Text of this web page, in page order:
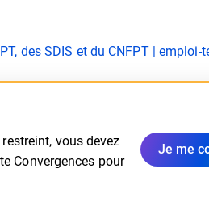
des SDIS et du CNFPT |
vous devez
Convergences pour
Je me